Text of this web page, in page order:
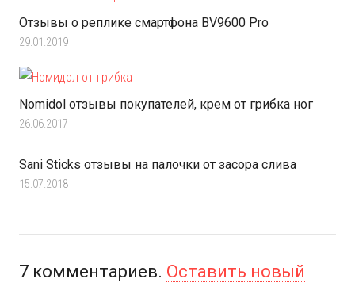
Отзывы о реплике смартфона BV9600 Pro
29.01.2019
Nomidol отзывы покупателей, крем от грибка ног
26.06.2017
Sani Sticks отзывы на палочки от засора слива
15.07.2018
7 комментариев. Оставить новый